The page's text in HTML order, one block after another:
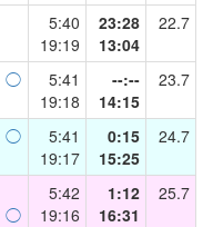
5:40
19:19
23:28
13:04
22.7
◯
5:41
19:18
--:--
14:15
23.7
◯
5:41
19:17
0:15
15:25
24.7
◯
5:42
19:16
1:12
16:31
25.7